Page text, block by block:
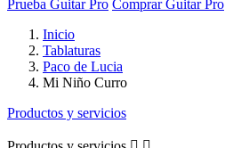
Prueba Guitar Pro Comprar Guitar Pro
Inicio
Tablaturas
Paco de Lucia
Mi Niño Curro
Productos y servicios